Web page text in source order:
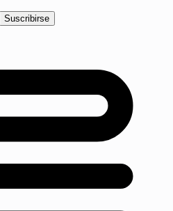
Suscribirse